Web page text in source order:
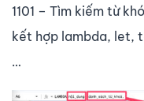
1101 – Tìm kiếm từ
kết hợp lambda, let,
…